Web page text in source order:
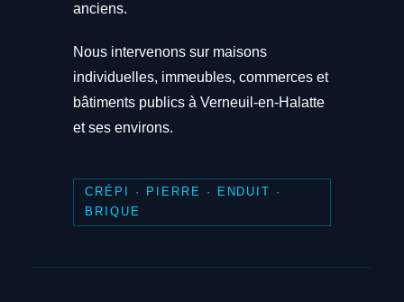
anciens.
Nous intervenons sur maisons
individuelles, immeubles, commerces et
bâtiments publics à Verneuil-en-Halatte
et ses environs.
CRÉPI · PIERRE · ENDUIT ·
BRIQUE